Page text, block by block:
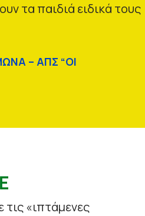
τα παιδιά ειδικά τους
– ΑΠΣ “ΟΙ
τις «ιπτάμενες